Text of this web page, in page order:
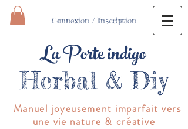
La Porte indigo
Herbal & Diy
Connexion / Inscription
Manuel joyeusement imparfait vers
une vie nature & créative